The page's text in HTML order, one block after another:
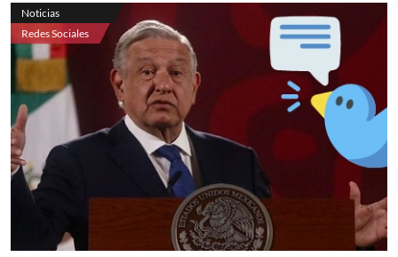
Noticias
Redes Sociales